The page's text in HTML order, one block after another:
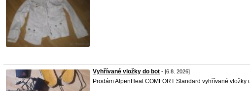
Vyhřívané vložky do bot - [6.8. 2026]
Prodám AlpenHeat COMFORT Standard vyhřívané vložky